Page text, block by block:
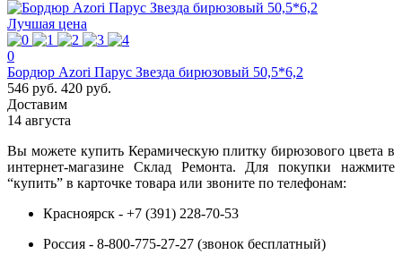
Лучшая цена
0
Бордюр Azori Парус Звезда бирюзовый 50,5*6,2
546 руб. 420 руб.
Доставим
14 августа
Вы можете купить Керамическую плитку бирюзового цвета в
интернет-магазине Склад Ремонта. Для покупки нажмите
“купить” в карточке товара или звоните по телефонам:
Красноярск - +7 (391) 228-70-53
Россия - 8-800-775-27-27 (звонок бесплатный)